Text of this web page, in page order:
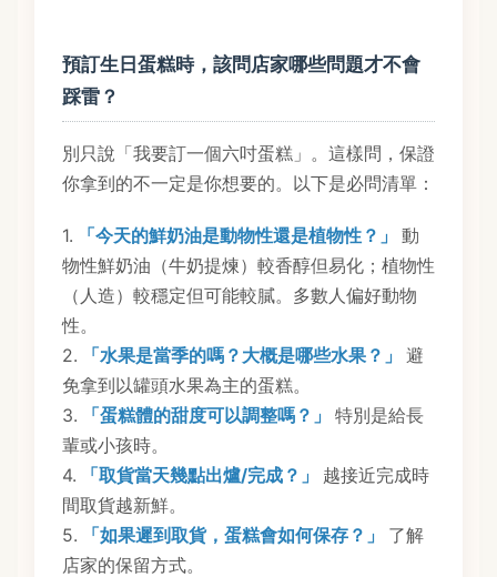
預訂生日蛋糕時，該問店家哪些問題才不會
踩雷？
別只說「我要訂一個六吋蛋糕」。這樣問，保證
你拿到的不一定是你想要的。以下是必問清單：
1. 「今天的鮮奶油是動物性還是植物性？」
動
物性鮮奶油（牛奶提煉）較香醇但易化；植物性
（人造）較穩定但可能較膩。多數人偏好動物
性。
2.
「水果是當季的嗎？大概是哪些水果？」
避
免拿到以罐頭水果為主的蛋糕。
3.
「蛋糕體的甜度可以調整嗎？」
特別是給長
輩或小孩時。
4.
「取貨當天幾點出爐/完成？」
越接近完成時
間取貨越新鮮。
5.
「如果遲到取貨，蛋糕會如何保存？」
了解
店家的保留方式。